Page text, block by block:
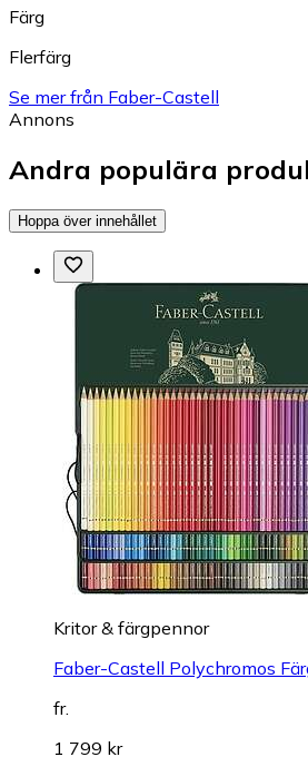
Färg
Flerfärg
Se mer från Faber-Castell
Annons
Andra populära
Hoppa över innehållet
Kritor & färgpennor
Faber-Castell Polychromos
fr.
1 799 kr